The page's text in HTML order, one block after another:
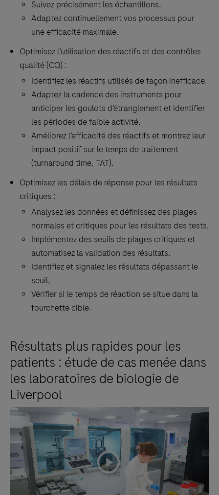
with
the cobas®
cobas®
5800,
cobas®
8800,
dashboards
intended
review
Test
volumes
Errors
Instrument
efficiency
Positivity
Quality
dashboards
available
to
an
individual
user
based
on
the
user's
Suivez précisément les échantillons,
Adaptez continuellement vos processus pour
une efficacité maximale.
Optimisez l’utilisation des réactifs et des contrôles
qualité (CQ) :
Identifiez les réactifs utilisés de façon inefficace,
Adaptez la cadence des instruments pour
anticiper les goulots d’étranglement et identifier
les périodes de faible activité,
Améliorez l’efficacité des réactifs et montrez leur
impact positif sur le temps de traitement
(turnaround time, TAT).
Optimisez les délais de réponse pour les résultats
critiques :
Analysez les données et définissez des plages
normales et critiques pour les résultats des tests,
Implémentez des seuils de plages critiques et
automatisez la validation des résultats,
Identifiez et signalez les résultats dépassant le
seuil,
Vérifier si le temps de réaction se situe dans la
fourchette cible.
Résultats plus rapides pour les
patients : étude de cas menée dans
les laboratoires de biologie de
Liverpool
playicon